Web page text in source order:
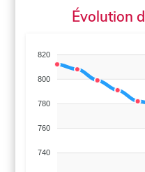
Évolution
820
800
780
760
740